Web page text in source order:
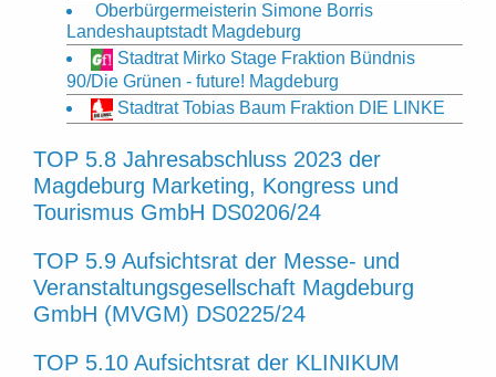
Oberbürgermeisterin Simone Borris
Landeshauptstadt Magdeburg
Stadtrat Mirko Stage Fraktion Bündnis
90/Die Grünen - future! Magdeburg
Stadtrat Tobias Baum Fraktion DIE LINKE
TOP 5.8 Jahresabschluss 2023 der
Magdeburg Marketing, Kongress und
Tourismus GmbH DS0206/24
TOP 5.9 Aufsichtsrat der Messe- und
Veranstaltungsgesellschaft Magdeburg
GmbH (MVGM) DS0225/24
TOP 5.10 Aufsichtsrat der KLINIKUM